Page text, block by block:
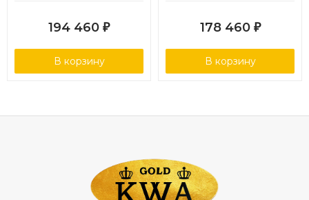
194 460 ₽
В корзину
178 460 ₽
В корзину